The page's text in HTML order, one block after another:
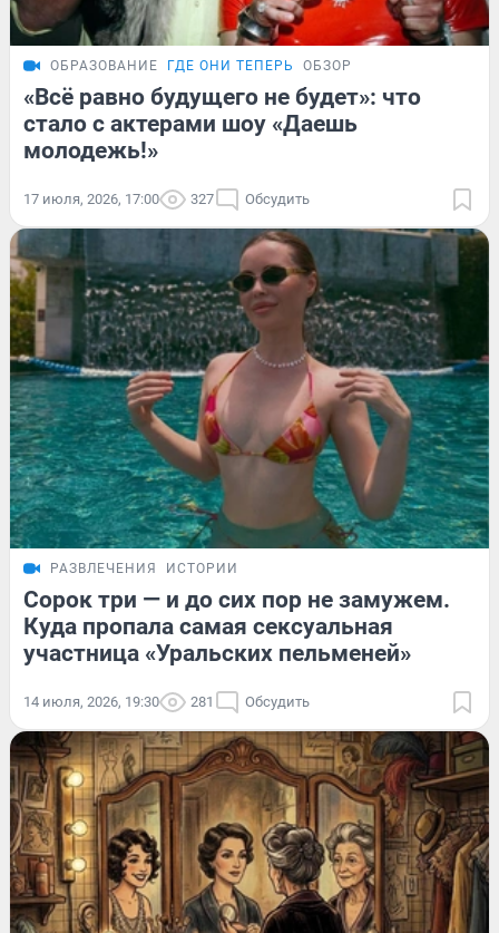
ОБРАЗОВАНИЕ ГДЕ ОНИ ТЕПЕРЬ ОБЗОР
«Всё равно будущего не будет»: что
стало с актерами шоу «Даешь
молодежь!»
17 июля, 2026, 17:00 327 Обсудить
РАЗВЛЕЧЕНИЯ ИСТОРИИ
Сорок три — и до сих пор не замужем.
Куда пропала самая сексуальная
участница «Уральских пельменей»
14 июля, 2026, 19:30 281 Обсудить